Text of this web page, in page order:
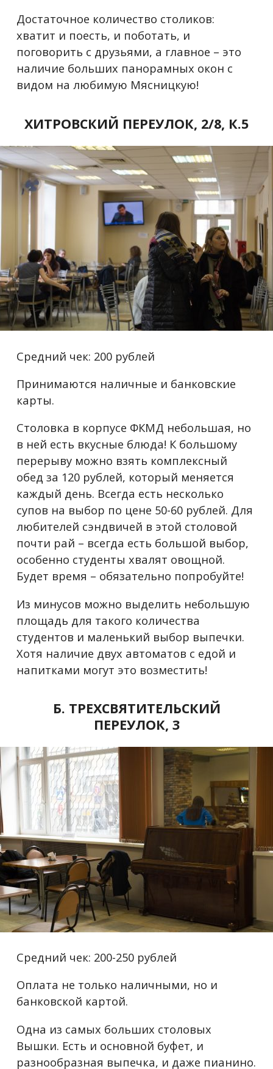
Достаточное количество столиков:
хватит и поесть, и поботать, и
поговорить с друзьями, а главное – это
наличие больших панорамных окон с
видом на любимую Мясницкую!
ХИТРОВСКИЙ ПЕРЕУЛОК, 2/8, К.5
Средний чек: 200 рублей
Принимаются наличные и банковские
карты.
Столовка в корпусе ФКМД небольшая, но
в ней есть вкусные блюда! К большому
перерыву можно взять комплексный
обед за 120 рублей, который меняется
каждый день. Всегда есть несколько
супов на выбор по цене 50-60 рублей. Для
любителей сэндвичей в этой столовой
почти рай – всегда есть большой выбор,
особенно студенты хвалят овощной.
Будет время – обязательно попробуйте!
Из минусов можно выделить небольшую
площадь для такого количества
студентов и маленький выбор выпечки.
Хотя наличие двух автоматов с едой и
напитками могут это возместить!
Б. ТРЕХСВЯТИТЕЛЬСКИЙ
ПЕРЕУЛОК, 3
Средний чек: 200-250 рублей
Оплата не только наличными, но и
банковской картой.
Одна из самых больших столовых
Вышки. Есть и основной буфет, и
разнообразная выпечка, и даже пианино.